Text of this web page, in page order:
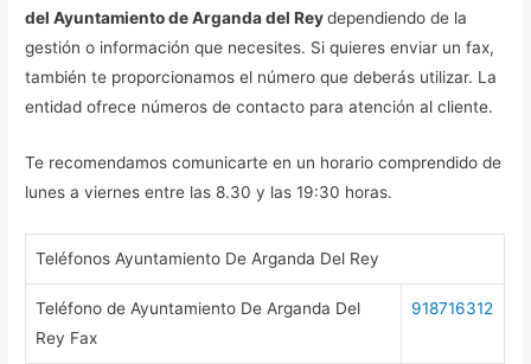
del Ayuntamiento de Arganda del Reydependiendo de la
gestión o información que necesites. Si quieres enviar un fax,
también te proporcionamos el número que deberás utilizar. La
entidad ofrece números de contacto para atención al cliente.
Te recomendamos comunicarte en un horario comprendido de
lunes a viernes entre las 8.30 y las 19:30 horas.
Teléfonos Ayuntamiento De Arganda Del Rey
Teléfono de Ayuntamiento De Arganda Del
Rey Fax
918716312